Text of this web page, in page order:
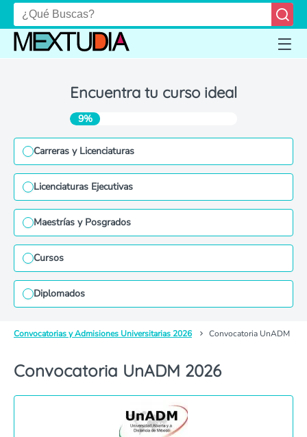
Encuentra tu curso ideal
9%
Carreras y Licenciaturas
Licenciaturas Ejecutivas
Maestrías y Posgrados
Cursos
Diplomados
Convocatorias y Admisiones Universitarias 2026 Convocatoria UnADM
Convocatoria UnADM 2026